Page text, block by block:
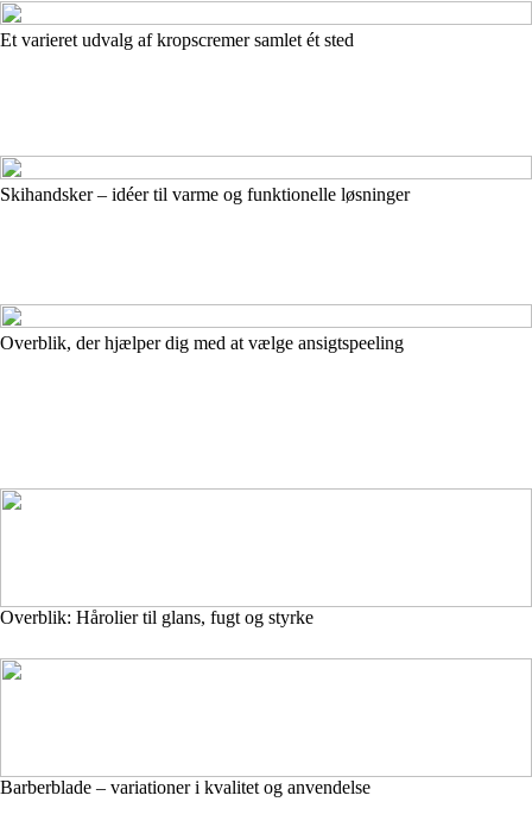
Et varieret udvalg af kropscremer samlet ét sted
Skihandsker – idéer til varme og funktionelle løsninger
Overblik, der hjælper dig med at vælge ansigtspeeling
Overblik: Hårolier til glans, fugt og styrke
Barberblade – variationer i kvalitet og anvendelse